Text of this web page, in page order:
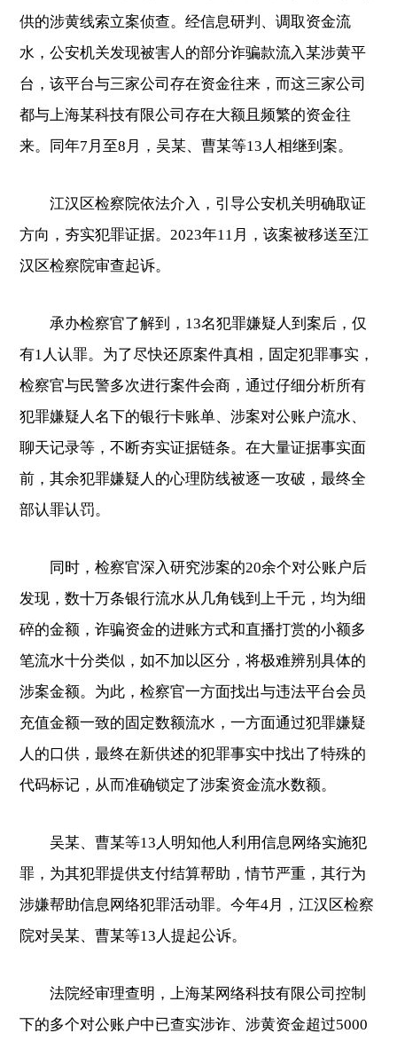
供的涉黄线索立案侦查。经信息研判、调取资金流
水，公安机关发现被害人的部分诈骗款流入某涉黄平
台，该平台与三家公司存在资金往来，而这三家公司
都与上海某科技有限公司存在大额且频繁的资金往
来。同年7月至8月，吴某、曹某等13人相继到案。
江汉区检察院依法介入，引导公安机关明确取证
方向，夯实犯罪证据。2023年11月，该案被移送至江
汉区检察院审查起诉。
承办检察官了解到，13名犯罪嫌疑人到案后，仅
有1人认罪。为了尽快还原案件真相，固定犯罪事实，
检察官与民警多次进行案件会商，通过仔细分析所有
犯罪嫌疑人名下的银行卡账单、涉案对公账户流水、
聊天记录等，不断夯实证据链条。在大量证据事实面
前，其余犯罪嫌疑人的心理防线被逐一攻破，最终全
部认罪认罚。
同时，检察官深入研究涉案的20余个对公账户后
发现，数十万条银行流水从几角钱到上千元，均为细
碎的金额，诈骗资金的进账方式和直播打赏的小额多
笔流水十分类似，如不加以区分，将极难辨别具体的
涉案金额。为此，检察官一方面找出与违法平台会员
充值金额一致的固定数额流水，一方面通过犯罪嫌疑
人的口供，最终在新供述的犯罪事实中找出了特殊的
代码标记，从而准确锁定了涉案资金流水数额。
吴某、曹某等13人明知他人利用信息网络实施犯
罪，为其犯罪提供支付结算帮助，情节严重，其行为
涉嫌帮助信息网络犯罪活动罪。今年4月，江汉区检察
院对吴某、曹某等13人提起公诉。
法院经审理查明，上海某网络科技有限公司控制
下的多个对公账户中已查实涉诈、涉黄资金超过5000